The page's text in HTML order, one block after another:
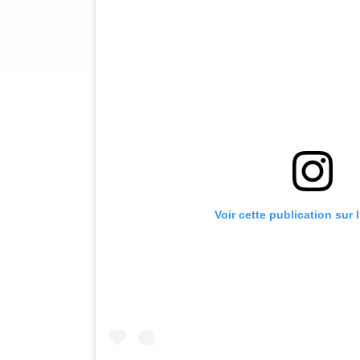
Voir cette publication sur